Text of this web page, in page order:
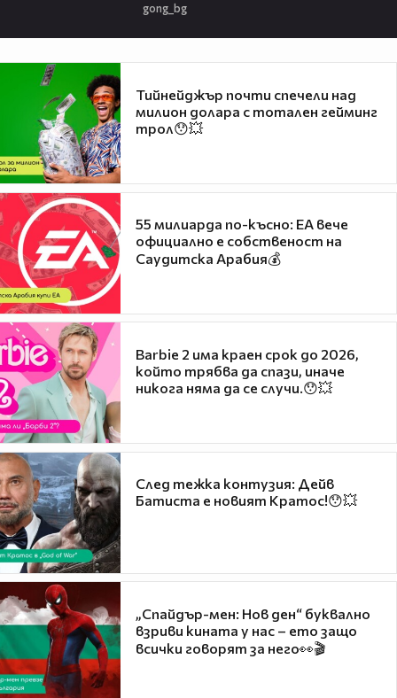
gong_bg
Тийнейджър почти спечели над
милион долара с тотален гейминг
трол😯💥
55 милиарда по-късно: EA вече
официално е собственост на
Саудитска Арабия💰
Barbie 2 има краен срок до 2026,
който трябва да спази, иначе
никога няма да се случи.😯💥
След тежка контузия: Дейв
Батиста е новият Кратос!😯💥
„Спайдър-мен: Нов ден“ буквално
взриви кината у нас – ето защо
всички говорят за него👀🎬